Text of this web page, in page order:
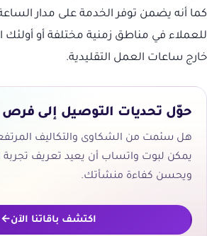
كما أنه يضمن توفر الخدمة على مدار
للعملاء في مناطق زمنية مختلفة أو أولئك
خارج ساعات العمل التقليدية.
حوّل تحديات التوصيل إلى فرص
هل سئمت من الشكاوى والتكاليف
يمكن لبوت واتساب أن يعيد تعريف تجربة
ويحسن كفاءة منشأتك.
اكتشف باقاتنا الآن